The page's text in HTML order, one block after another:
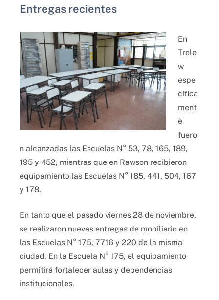
Entregas recientes
En
Trele
w
espe
cífica
ment
e
fuero
n alcanzadas las Escuelas N° 53, 78, 165, 189,
195 y 452, mientras que en Rawson recibieron
equipamiento las Escuelas N° 185, 441, 504, 167
y 178.
En tanto que el pasado viernes 28 de noviembre,
se realizaron nuevas entregas de mobiliario en
las Escuelas N° 175, 7716 y 220 de la misma
ciudad. En la Escuela N° 175, el equipamiento
permitirá fortalecer aulas y dependencias
institucionales.